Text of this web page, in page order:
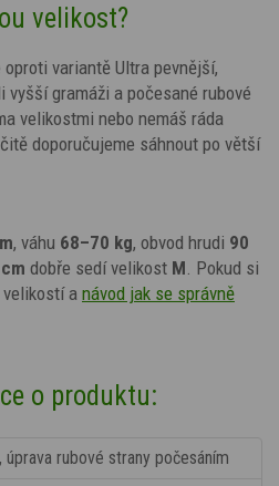
velikost?
variantě Ultra pevnější,
vyšší gramáži a počesané rubové
velikostmi nebo nemáš ráda
doporučujeme sáhnout po větší
, váhu 68–70 kg, obvod hrudi 90
dobře sedí velikost M . Pokud si
a návod jak se správně
o produktu:
úprava rubové strany počesáním